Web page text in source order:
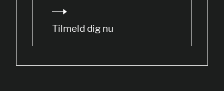
Tilmeld dig nu